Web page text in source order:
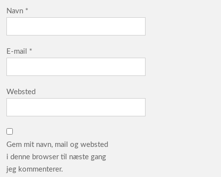
Navn *
E-mail *
Websted
Gem mit navn, mail og websted
i denne browser til næste gang
jeg kommenterer.